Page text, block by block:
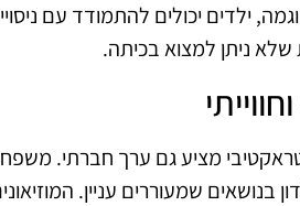
ילדים יכולים להתמודד עם
שלא ניתן למצוא בכיתה.
מציע גם ערך חברתי.
בנושאים שמעוררים עניין.